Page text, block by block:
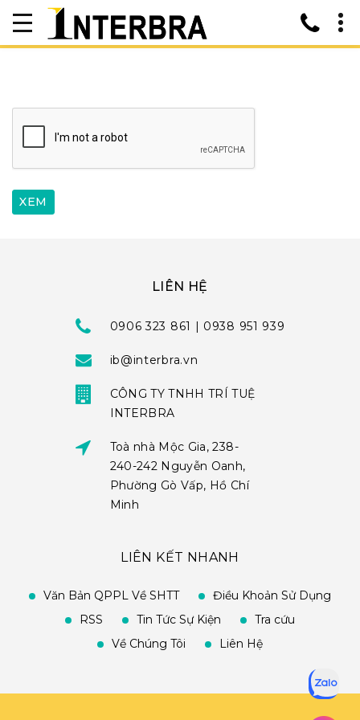
LIÊN HỆ
0906 323 861 | 0938 951 939
ib@interbra.vn
CÔNG TY TNHH TRÍ TUỆ
INTERBRA
Toà nhà Mộc Gia, 238-
240-242 Nguyễn Oanh,
Phường Gò Vấp, Hồ Chí
Minh
LIÊN KẾT NHANH
Văn Bản QPPL Về SHTT
Điều Khoản Sử Dụng
RSS
Tin Tức Sự Kiện
Tra cứu
Về Chúng Tôi
Liên Hệ